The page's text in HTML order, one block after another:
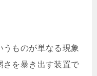
ものが単なる現象
さを暴き出す装置で